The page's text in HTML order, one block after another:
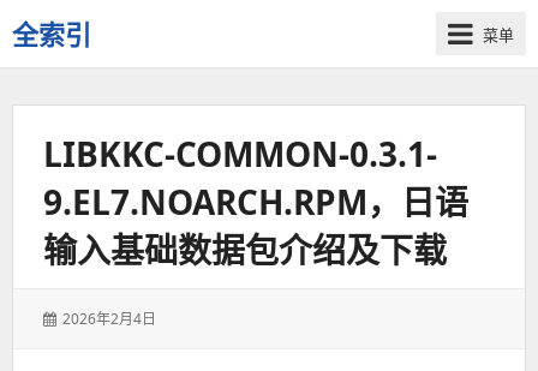
全索引
一
些
菜单
LIBKKC-COMMON-0.3.1-
9.EL7.NOARCH.RPM，日语
输入基础数据包介绍及下载
发
2026年2月4日